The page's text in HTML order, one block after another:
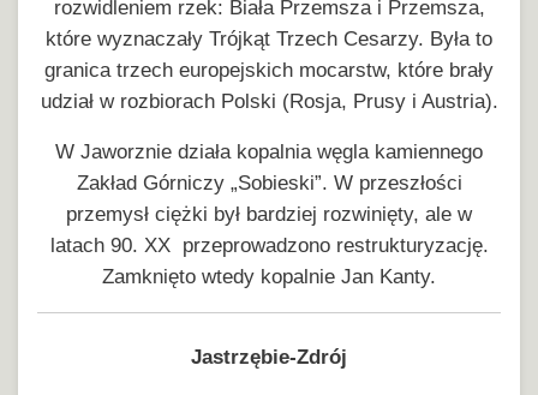
rozwidleniem rzek: Biała Przemsza i Przemsza,
które wyznaczały Trójkąt Trzech Cesarzy. Była to
granica trzech europejskich mocarstw, które brały
udział w rozbiorach Polski (Rosja, Prusy i Austria).
W Jaworznie działa kopalnia węgla kamiennego
Zakład Górniczy „Sobieski”. W przeszłości
przemysł ciężki był bardziej rozwinięty, ale w
latach 90. XX przeprowadzono restrukturyzację.
Zamknięto wtedy kopalnie Jan Kanty.
Jastrzębie-Zdrój